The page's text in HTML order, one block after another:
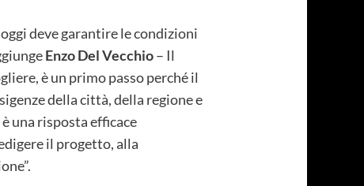
deve garantire le condizioni
Enzo Del Vecchio– Il
è un primo passo perché il
della città, della regione e
una risposta efficace
il progetto, alla